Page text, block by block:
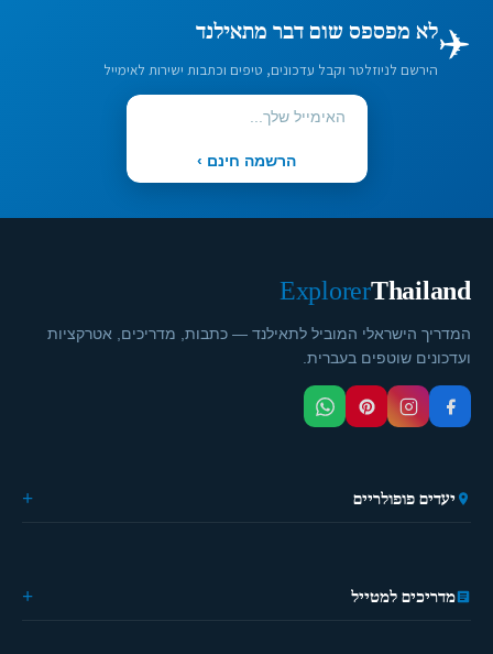
✈️לא מפספס שום דבר מתאילנד
הירשם לניוזלטר וקבל עדכונים, טיפים וכתבות ישירות לאימייל
הרשמה חינם ›
Thailand
Explorer
המדריך הישראלי המוביל לתאילנד — כתבות, מדריכים, אטרקציות
ועדכונים שוטפים בעברית.
יעדים פופולריים
🎭 פאטייה
⛵ קראבי
מדריכים למטייל